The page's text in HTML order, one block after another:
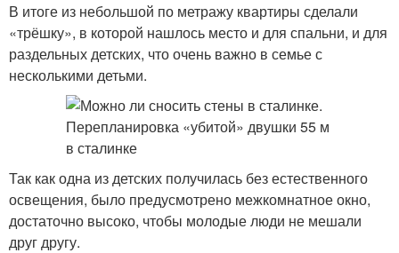
В итоге из небольшой по метражу квартиры сделали
«трёшку», в которой нашлось место и для спальни, и для
раздельных детских, что очень важно в семье с
несколькими детьми.
Так как одна из детских получилась без естественного
освещения, было предусмотрено межкомнатное окно,
достаточно высоко, чтобы молодые люди не мешали
друг другу.